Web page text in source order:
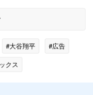
#大谷翔平
#広告
クス